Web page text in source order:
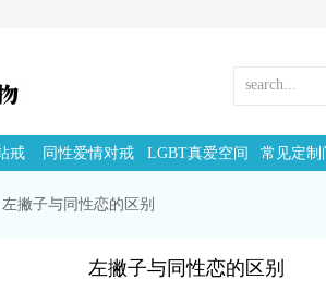
戒 同性爱情对戒 LGBT真爱空间 常见定制
左撇子与同性恋的区别
左撇子与同性恋的区别